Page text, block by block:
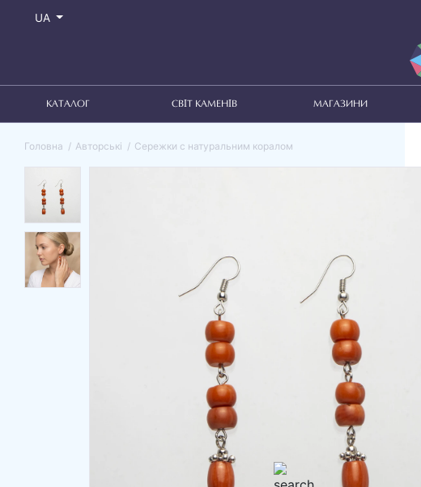
UA
КАТАЛОГ СВІТ КАМЕНІВ МАГАЗИНИ
Головна Авторські Сережки с натуральним коралом